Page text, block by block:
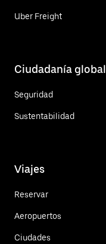
Uber Freight
Ciudadanía global
Seguridad
Sustentabilidad
Viajes
Reservar
Aeropuertos
Ciudades